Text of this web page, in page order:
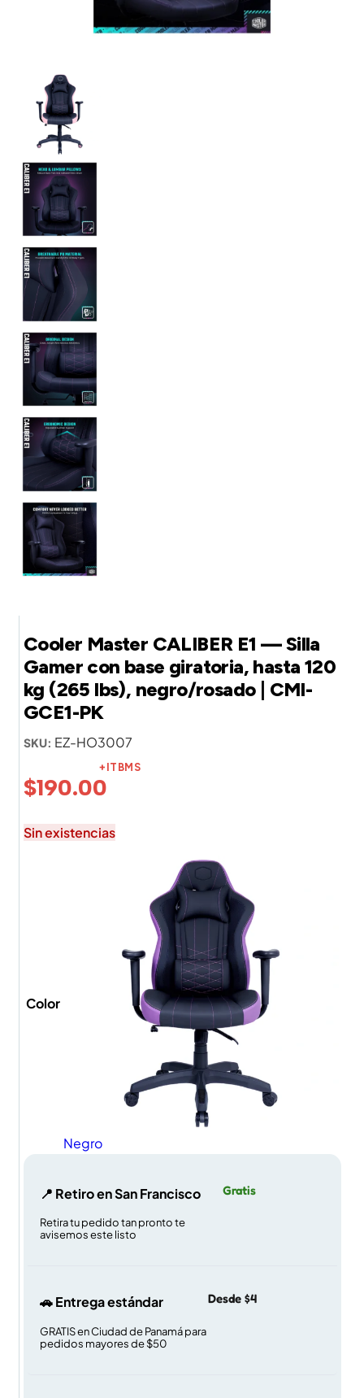
Cooler Master CALIBER E1 — Silla
Gamer con base giratoria, hasta 120
kg (265 lbs), negro/rosado | CMI-
GCE1-PK
SKU: EZ-HO3007
$190.00
+ITBMS
Sin existencias
Color
Negro
📍 Retiro en San Francisco
Retira tu pedido tan pronto te
avisemos este listo
Gratis
🚗 Entrega estándar
GRATIS en Ciudad de Panamá para
pedidos mayores de $50
Desde $4